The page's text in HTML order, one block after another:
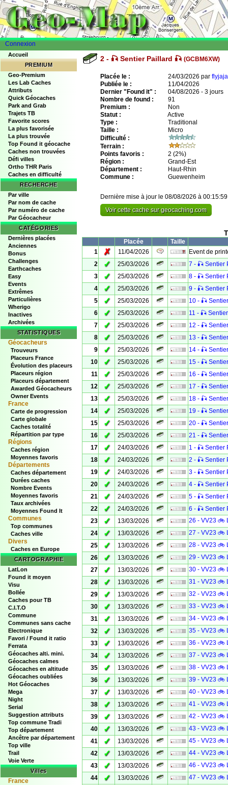
Connexion
Accueil
PREMIUM
Geo-Premium
Les Lab Caches
Attributs
Quick Géocaches
Park and Grab
Trajets TB
Favorite scores
La plus favorisée
La plus trouvée
Top Found it géocache
Caches non trouvées
Défi villes
Ortho THR Paris
Caches en difficulté
RECHERCHE
Par ville
Par nom de cache
Par numéro de cache
Par Géocacheur
CATÉGORIES
Dernières placées
Anciennes
Bonus
Challenges
Earthcaches
Easy
Events
Extrêmes
Particulières
Wherigo
Inactives
Archivées
STATISTIQUES
Géocacheurs
Trouveurs
Placeurs France
Évolution des placeurs
Placeurs région
Placeurs département
Awarded Géocacheurs
Owner Events
France
Carte de progression
Carte globale
Caches totalité
Répartition par type
Régions
Caches région
Moyennes favoris
Départements
Caches département
Durées caches
Nombre Events
Moyennes favoris
Taux archivées
Moyennes Found It
Communes
Top communes
Caches ville
Divers
Caches en Europe
CARTOGRAPHIE
LatLon
Found it moyen
Visu
Bollée
Caches pour TB
C.I.T.O
Commune
Communes sans cache
Electronique
Favori / Found it ratio
Ferrata
Géocaches alti. mini.
Géocaches calmes
Géocaches en altitude
Géocaches oubliées
Hot Géocaches
Mega
Night
Serial
Suggestion attributs
Top commune Tradi
Top département
Ancêtre par département
Top ville
Trail
Voie Verte
Villes
France
2 - 🎣 Sentier Paillard 🎣 (GCBM6XW)
Placée le : 24/03/2026 par flyjaja
Publiée le :
11/04/2026
Dernier "Found it" :
04/08/2026 - 3 jours
Nombre de found :
91
Premium :
Non
Statut :
Active
Type :
Traditional
Taille :
Micro
Difficulté :
Terrain :
Points favoris :
2 (2%)
Région :
Grand-Est
Département :
Haut-Rhin
Commune :
Guewenheim
Dernière mise à jour le 08/08/2026 à 00:15:59
Voir cette cache sur geocaching.com
Placée
Taille
1
✗ 11/04/2026
Event de
2
✓ 25/03/2026
7 - 🎣 Sentier
3
✓ 25/03/2026
8 - 🎣 Sentier
4
✓ 25/03/2026
9 - 🎣 Sentier
5
✓ 25/03/2026
10 - 🎣
6
✓ 25/03/2026
11 - 🎣
7
✓ 25/03/2026
12 - 🎣
8
✓ 25/03/2026
13 - 🎣
9
✓ 25/03/2026
14 - 🎣
10
✓ 25/03/2026
15 - 🎣
11
✓ 25/03/2026
16 - 🎣
12
✓ 25/03/2026
17 - 🎣
13
✓ 25/03/2026
18 - 🎣
14
✓ 25/03/2026
19 - 🎣
15
✓ 25/03/2026
20 - 🎣
16
✓ 25/03/2026
21 - 🎣
17
✓ 24/03/2026
1 - 🎣 Sentier
18
✓ 24/03/2026
2 - 🎣 Sentier
19
✓ 24/03/2026
3 - 🎣 Sentier
20
✓ 24/03/2026
4 - 🎣 Sentier
21
✓ 24/03/2026
5 - 🎣 Sentier
22
✓ 24/03/2026
6 - 🎣 Sentier
23
✓ 13/03/2026
26 - VV23 🚲
24
✓ 13/03/2026
27 - VV23 🚲
25
✓ 13/03/2026
28 - VV23 🚲
26
✓ 13/03/2026
29 - VV23 🚲
27
✓ 13/03/2026
30 - VV23 🚲
28
✓ 13/03/2026
31 - VV23 🚲
29
✓ 13/03/2026
32 - VV23 🚲
30
✓ 13/03/2026
33 - VV23 🚲
31
✓ 13/03/2026
34 - VV23 🚲
32
✓ 13/03/2026
35 - VV23 🚲
33
✓ 13/03/2026
36 - VV23 🚲
34
✓ 13/03/2026
37 - VV23 🚲
35
✓ 13/03/2026
38 - VV23 🚲
36
✓ 13/03/2026
39 - VV23 🚲
37
✓ 13/03/2026
40 - VV23 🚲
38
✓ 13/03/2026
41 - VV23 🚲
39
✓ 13/03/2026
42 - VV23 🚲
40
✓ 13/03/2026
43 - VV23 🚲
41
✓ 13/03/2026
45 - VV23 🚲
42
✓ 13/03/2026
44 - VV23 🚲
43
✓ 13/03/2026
46 - VV23 🚲
44
✓ 13/03/2026
47 - VV23 🚲